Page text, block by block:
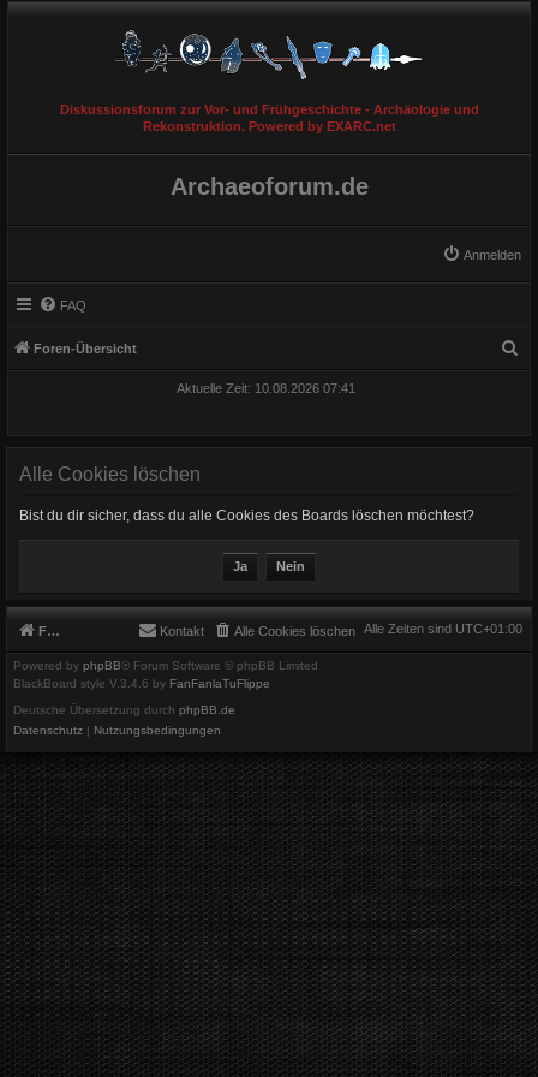
Diskussionsforum zur Vor- und Frühgeschichte - Archäologie und
Rekonstruktion. Powered by EXARC.net
Archaeoforum.de
Anmelden
FAQ
Foren-Übersicht
Aktuelle Zeit: 10.08.2026 07:41
Alle Cookies löschen
Bist du dir sicher, dass du alle Cookies des Boards löschen möchtest?
Foren-Übersicht Alle Zeiten sind UTC+01:00
Alle Cookies löschen
Kontakt
Powered by phpBB® Forum Software © phpBB Limited
BlackBoard style V.3.4.6 by FanFanlaTuFlippe
Deutsche Übersetzung durch phpBB.de
Datenschutz | Nutzungsbedingungen